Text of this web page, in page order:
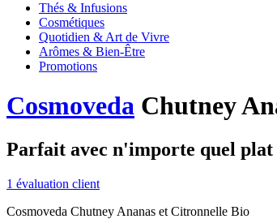
Thés & Infusions
Cosmétiques
Quotidien & Art de Vivre
Arômes & Bien-Être
Promotions
Cosmoveda Chutney
Parfait avec n'importe quel plat
1 évaluation client
Cosmoveda Chutney Ananas et Citronnelle Bio